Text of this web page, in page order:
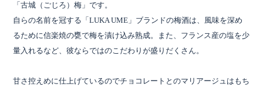
「古城（ごじろ）梅」です。
自らの名前を冠する「LUKA UME」ブランドの梅酒は、風味を深め
るために信楽焼の甕で梅を漬け込み熟成。また、フランス産の塩を少
量入れるなど、彼ならではのこだわりが盛りだくさん。
甘さ控えめに仕上げているのでチョコレートとのマリアージュはもち